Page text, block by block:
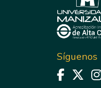
Síguenos